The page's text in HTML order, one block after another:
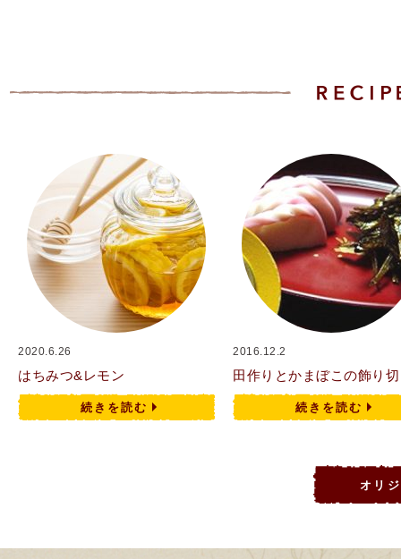
2020.6.26
はちみつ&レモン
続きを読む
2016.12.2
田作りとかまぼこの飾り
続きを読む
オリ